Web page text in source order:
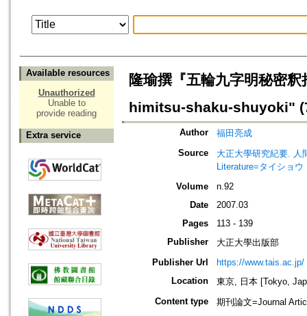
Available resources
Unauthorized
Unable to
provide reading
Extra service
隆瑜撰『五輪九字明秘密
himitsu-shaku-shuyoki"
Author
福田亮成
Source
大正大學研究紀要. 人
Literature=タイショ
Volume
n.92
Date
2007.03
Pages
113 - 139
Publisher
大正大學出版部
Publisher Url
https://www.tais.ac.jp/
Location
東京, 日本 [Tokyo,
Content type
期刊論文=Journal